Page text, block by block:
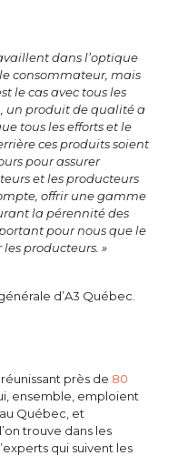
dans l’optique
consommateur, mais
le cas avec tous les
un produit de qualité a
tous les efforts et le
ces produits soient
pour assurer
et les producteurs
offrir une gamme
la pérennité des
pour nous que le
producteurs. »
d’A3 Québec.
près de 80
ensemble, emploient
Québec, et
trouve dans les
qui suivent les